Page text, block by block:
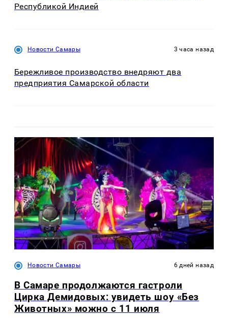
Республикой Индией
Новости Самары 3 часа назад
Бережливое производство внедряют два
предприятия Самарской области
Новости Самары 6 дней назад
В Самаре продолжаются гастроли
Цирка Демидовых: увидеть шоу «Без
Животных» можно с 11 июля